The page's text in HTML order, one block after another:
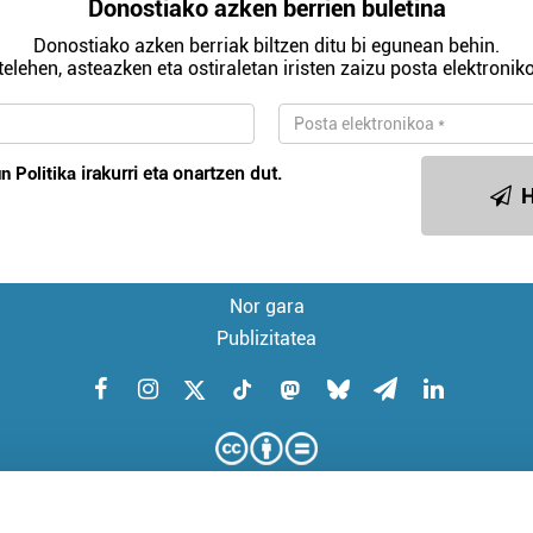
Donostiako azken berrien buletina
Donostiako azken berriak biltzen ditu bi egunean behin.
asteazken eta ostiraletan iristen zaizu posta
Politika irakurri eta onartzen dut.
Nor gara
Publizitatea